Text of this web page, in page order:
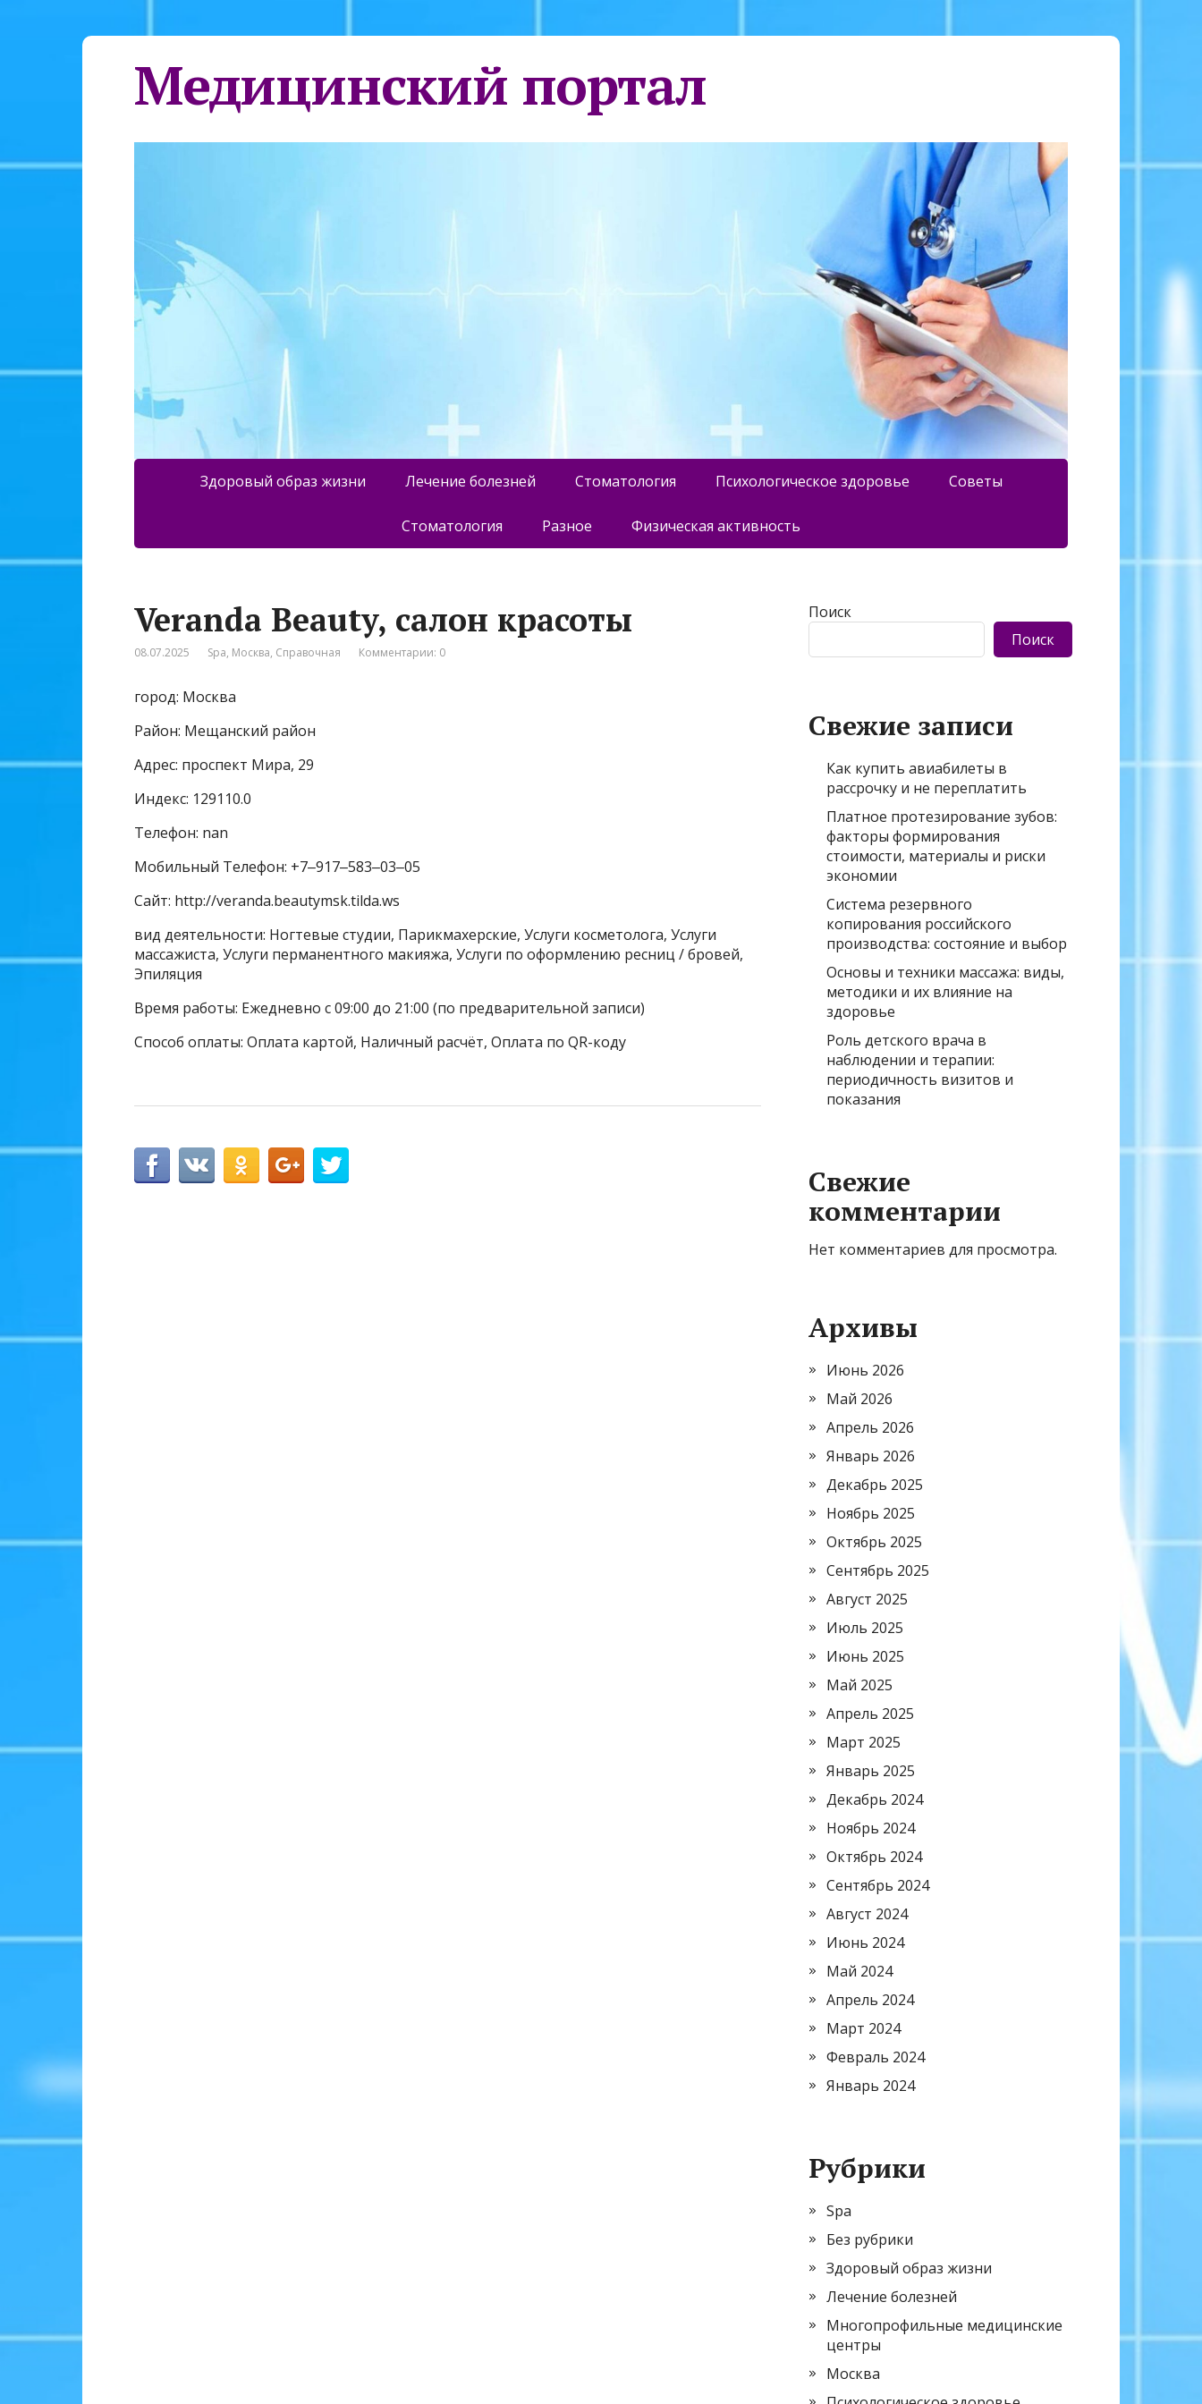
Медицинский портал
Здоровый образ жизни Лечение болезней Стоматология Психологическое здоровье Советы
Стоматология Разное Физическая активность
Veranda Beauty, салон красоты
08.07.2025 Spa, Москва, Справочная Комментарии: 0
город: Москва
Район: Мещанский район
Адрес: проспект Мира, 29
Индекс: 129110.0
Телефон: nan
Мобильный Телефон: +7‒917‒583‒03‒05
Сайт: http://veranda.beautymsk.tilda.ws
вид деятельности: Ногтевые студии, Парикмахерские, Услуги косметолога, Услуги
массажиста, Услуги перманентного макияжа, Услуги по оформлению ресниц / бровей,
Эпиляция
Время работы: Ежедневно с 09:00 до 21:00 (по предварительной записи)
Способ оплаты: Оплата картой, Наличный расчёт, Оплата по QR-коду
Поиск
Поиск
Свежие записи
Как купить авиабилеты в
рассрочку и не переплатить
Платное протезирование зубов:
факторы формирования
стоимости, материалы и риски
экономии
Система резервного
копирования российского
производства: состояние и выбор
Основы и техники массажа: виды,
методики и их влияние на
здоровье
Роль детского врача в
наблюдении и терапии:
периодичность визитов и
показания
Свежие
комментарии
Нет комментариев для просмотра.
Архивы
Июнь 2026
Май 2026
Апрель 2026
Январь 2026
Декабрь 2025
Ноябрь 2025
Октябрь 2025
Сентябрь 2025
Август 2025
Июль 2025
Июнь 2025
Май 2025
Апрель 2025
Март 2025
Январь 2025
Декабрь 2024
Ноябрь 2024
Октябрь 2024
Сентябрь 2024
Август 2024
Июнь 2024
Май 2024
Апрель 2024
Март 2024
Февраль 2024
Январь 2024
Рубрики
Spa
Без рубрики
Здоровый образ жизни
Лечение болезней
Многопрофильные медицинские
центры
Москва